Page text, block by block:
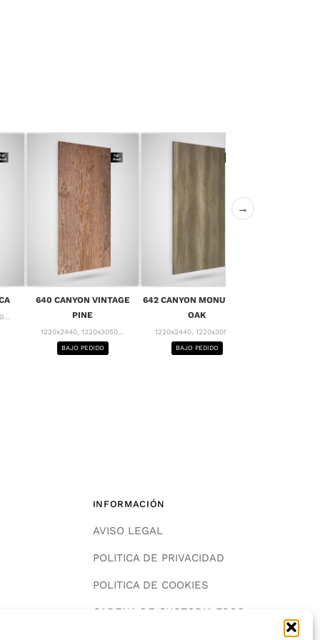
640 CANYON VINTAGE
PINE
1220x2440, 1220x3050...
BAJO PEDIDO
642 CANYON MONUMENT
OAK
1220x2440, 1220x3050...
BAJO PEDIDO
→
INFORMACIÓN
AVISO LEGAL
POLITICA DE PRIVACIDAD
POLITICA DE COOKIES
CADENA DE CUSTODIA FSC®